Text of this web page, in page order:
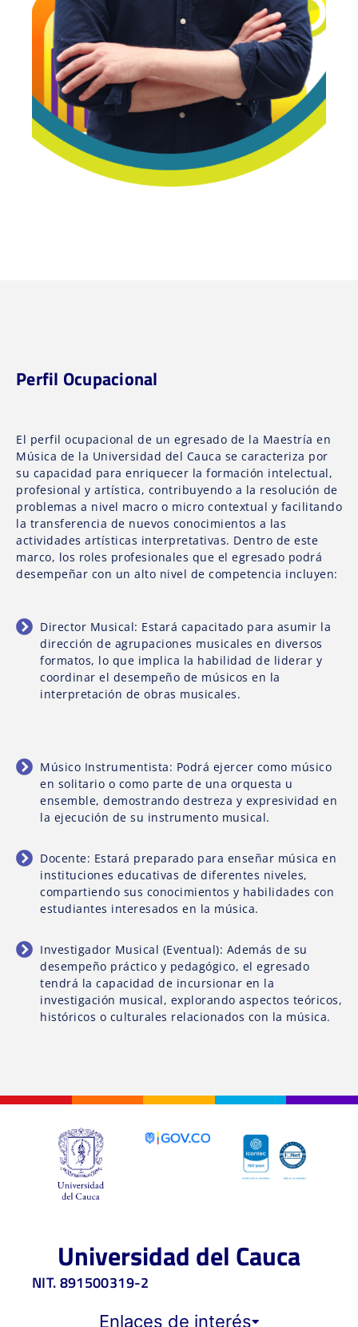
Perfil Ocupacional
El perfil ocupacional de un egresado de la Maestría en
Música de la Universidad del Cauca se caracteriza por
su capacidad para enriquecer la formación intelectual,
profesional y artística, contribuyendo a la resolución de
problemas a nivel macro o micro contextual y facilitando
la transferencia de nuevos conocimientos a las
actividades artísticas interpretativas. Dentro de este
marco, los roles profesionales que el egresado podrá
desempeñar con un alto nivel de competencia incluyen:
Director Musical: Estará capacitado para asumir la
dirección de agrupaciones musicales en diversos
formatos, lo que implica la habilidad de liderar y
coordinar el desempeño de músicos en la
interpretación de obras musicales.
Músico Instrumentista: Podrá ejercer como músico
en solitario o como parte de una orquesta u
ensemble, demostrando destreza y expresividad en
la ejecución de su instrumento musical.
Docente: Estará preparado para enseñar música en
instituciones educativas de diferentes niveles,
compartiendo sus conocimientos y habilidades con
estudiantes interesados en la música.
Investigador Musical (Eventual): Además de su
desempeño práctico y pedagógico, el egresado
tendrá la capacidad de incursionar en la
investigación musical, explorando aspectos teóricos,
históricos o culturales relacionados con la música.
Universidad del Cauca
NIT. 891500319-2
Enlaces de interés